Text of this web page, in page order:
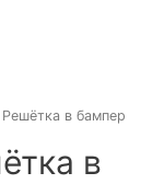
в бампер
в